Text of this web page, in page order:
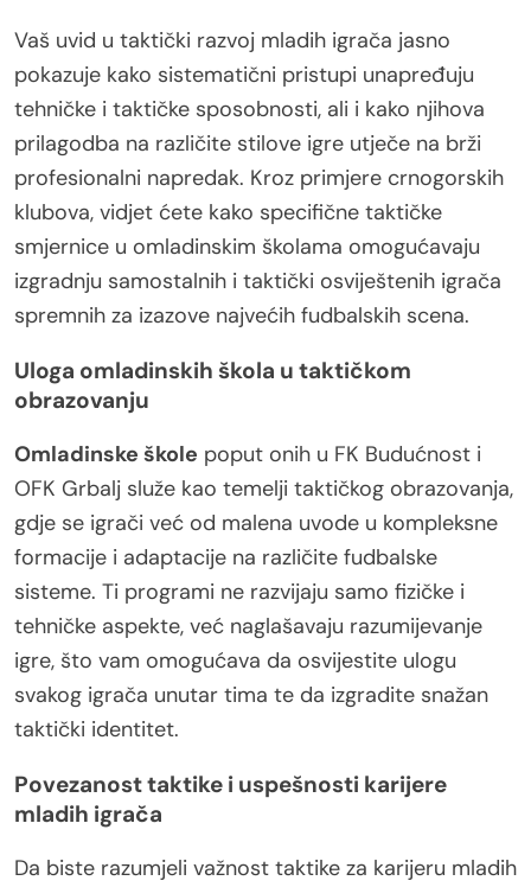
Vaš uvid u taktički razvoj mladih igrača jasno
pokazuje kako sistematični pristupi unapređuju
tehničke i taktičke sposobnosti, ali i kako njihova
prilagodba na različite stilove igre utječe na brži
profesionalni napredak. Kroz primjere crnogorskih
klubova, vidjet ćete kako specifične taktičke
smjernice u omladinskim školama omogućavaju
izgradnju samostalnih i taktički osviještenih igrača
spremnih za izazove najvećih fudbalskih scena.
Uloga omladinskih škola u taktičkom
obrazovanju
Omladinske škole poput onih u FK Budućnost i
OFK Grbalj služe kao temelji taktičkog obrazovanja,
gdje se igrači već od malena uvode u kompleksne
formacije i adaptacije na različite fudbalske
sisteme. Ti programi ne razvijaju samo fizičke i
tehničke aspekte, već naglašavaju razumijevanje
igre, što vam omogućava da osvijestite ulogu
svakog igrača unutar tima te da izgradite snažan
taktički identitet.
Povezanost taktike i uspešnosti karijere
mladih igrača
Da biste razumjeli važnost taktike za karijeru mladih